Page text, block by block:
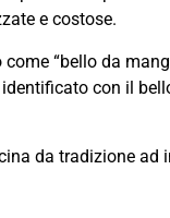
e costose.
“bello da
con il
da tradizione ad